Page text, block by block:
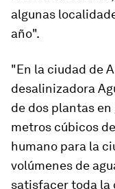
algunas
año".
"En la ciudad de
desalinizadora
de dos plantas
metros cúbicos
humano para la
volúmenes de
satisfacer toda la